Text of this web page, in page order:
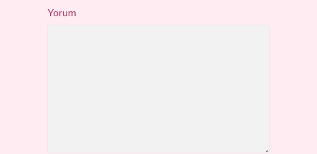
Yorum